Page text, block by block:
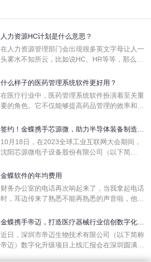
人力资源HC计划是什么意思？
在人力资源管理部门会出现很多英文字母让人一
头雾水不知所云，比如说HC、HR等等，那么它
么呢？
什么样子的医药管理系统软件更好用？
在医疗行业中，医药管理系统软件扮演着至关重
要的角色。它不仅能够提高药品管理的效率和准
一个好用的医药管理系统软件应具备以下特点。
地进行操作。 复杂的
签约！金蝶携手芯源微，助力半导体装备制造领
先企业迈向世界
10月18日，在2023全球工业互联网大会期间，
沈阳芯源微电子设备股份有限公司（以下简
下简称“金蝶”）在辽宁沈阳签署战略合作协议。
营管控平台，从而实现公司产研一体化、业财一
体化，提升公司整体业务水平。
金蝶软件的年均费用
财务办公室的电话再次响起来了，当我拿起电话
时，耳边传来了熟悉不能再熟悉的声音啦，他就
软件过程中遇到任何问题，我都可以获得金蝶服
一年的使用时间已经到了。我们公司用的是金蝶
KIS系列的标准版，一年的服务费是1000元/年。
刚看到这个1000元这个数字的时候，你是不是也
金蝶携手帝迈，打造医疗器械行业信创数字化标
杆
近日，深圳市帝迈生物技术有限公司（以下简称
帝迈）数字化升级项目上线汇报会在深圳圆满召